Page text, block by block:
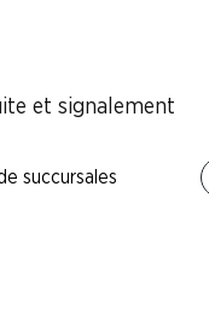
et signalement
succursales